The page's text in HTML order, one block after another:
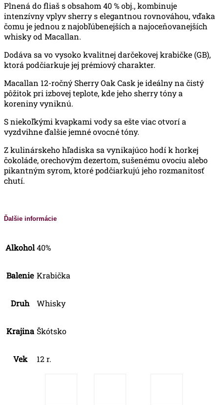
Plnená do fliaš s obsahom 40 % obj., kombinuje
intenzívny vplyv sherry s elegantnou rovnováhou, vďaka
čomu je jednou z najobľúbenejších a najoceňovanejších
whisky od Macallan.
Dodáva sa vo vysoko kvalitnej darčekovej krabičke (GB),
ktorá podčiarkuje jej prémiový charakter.
Macallan 12-ročný Sherry Oak Cask je ideálny na čistý
pôžitok pri izbovej teplote, kde jeho sherry tóny a
koreniny vyniknú.
S niekoľkými kvapkami vody sa ešte viac otvorí a
vyzdvihne ďalšie jemné ovocné tóny.
Z kulinárskeho hľadiska sa vynikajúco hodí k horkej
čokoláde, orechovým dezertom, sušenému ovociu alebo
pikantným syrom, ktoré podčiarkujú jeho rozmanitosť
chutí.
Ďalšie informácie
Alkohol40%
Balenie Krabička
Druh Whisky
Krajina Škótsko
Vek 12 r.